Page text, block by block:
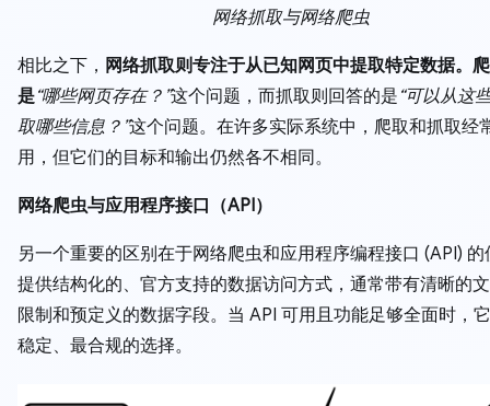
网络抓取与网络爬虫
相比之下， 网络抓取则专注于从已知网页中提取特定数据。
是“哪些网页存在？”这个问题，而抓取则回答的是 “可以从这
取哪些信息？”这个问题。在许多实际系统中，爬取和抓取经
用，但它们的目标和输出仍然各不相同。
网络爬虫与应用程序接口（API）
另一个重要的区别在于网络爬虫和应用程序编程接口 (API) 的
提供结构化的、官方支持的数据访问方式，通常带有清晰的
限制和预定义的数据字段。当 API 可用且功能足够全面时，
稳定、最合规的选择。